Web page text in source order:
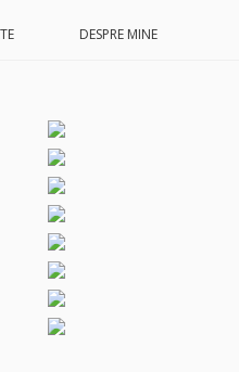
DESPRE MINE